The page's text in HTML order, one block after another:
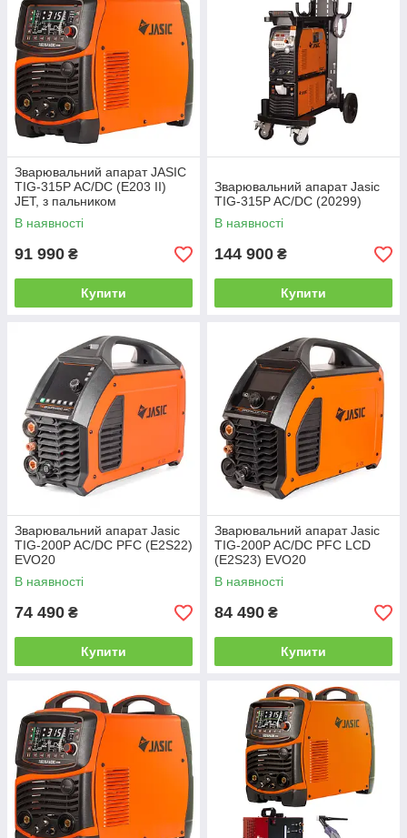
Зварювальний апарат JASIC
TIG-315P AC/DC (E203 II)
JET, з пальником
В наявності
91 990 ₴
Купити
Зварювальний апарат Jasic
TIG-315P AC/DC (20299)
В наявності
144 900 ₴
Купити
Зварювальний апарат Jasic
TIG-200P AC/DC PFC (E2S22)
EVO20
В наявності
74 490 ₴
Купити
Зварювальний апарат Jasic
TIG-200P AC/DC PFC LCD
(E2S23) EVO20
В наявності
84 490 ₴
Купити